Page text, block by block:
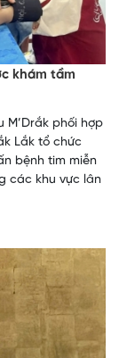
khám tầm
M’Drắk phối hợp
Lắk tổ chức
bệnh tim miễn
các khu vực lân